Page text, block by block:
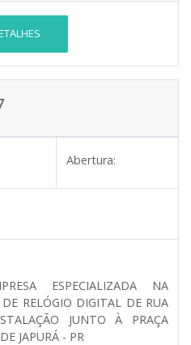
Abertura:
ESPECIALIZADA NA
RELÓGIO DIGITAL DE RUA
JUNTO À PRAÇA
JAPURÁ - PR